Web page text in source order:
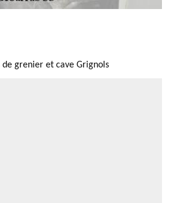
de grenier et cave Grignols